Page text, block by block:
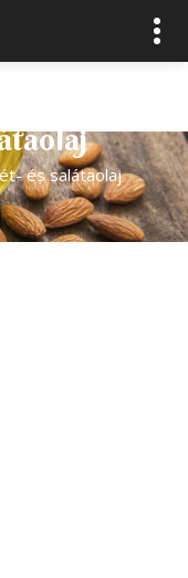
és salátaolaj